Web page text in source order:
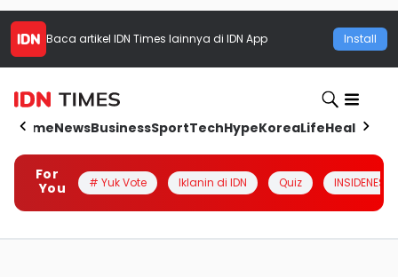
Baca artikel IDN Times lainnya di IDN App Install
HomeNewsBusinessSportTechHypeKoreaLifeHealth
For
You
# Yuk Vote Iklanin di IDN Quiz INSIDENESIA